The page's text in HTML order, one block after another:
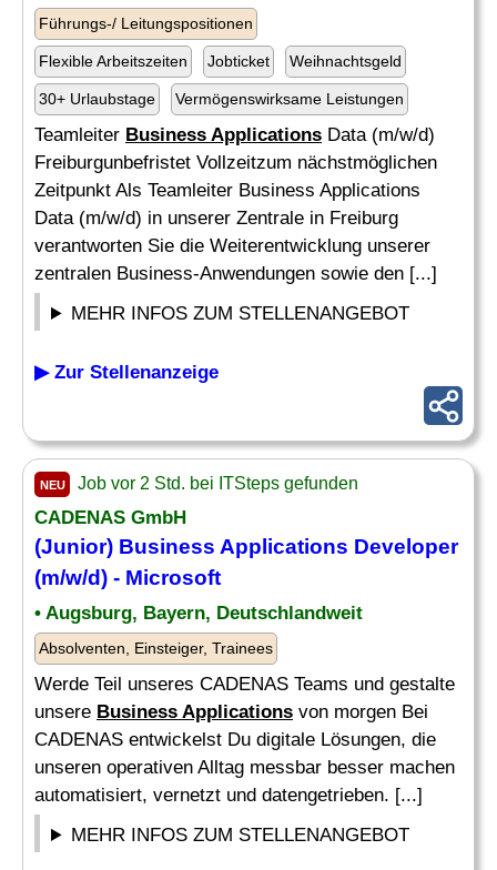
Führungs-/ Leitungspositionen
Flexible Arbeitszeiten Jobticket Weihnachtsgeld
30+ Urlaubstage Vermögenswirksame Leistungen
Teamleiter Business Applications Data (m/w/d)
Freiburgunbefristet Vollzeitzum nächstmöglichen
Zeitpunkt Als Teamleiter Business Applications
Data (m/w/d) in unserer Zentrale in Freiburg
verantworten Sie die Weiterentwicklung unserer
zentralen Business-Anwendungen sowie den [...]
MEHR INFOS ZUM STELLENANGEBOT
▶ Zur Stellenanzeige
NEU Job vor 2 Std. bei ITSteps gefunden
CADENAS GmbH
(Junior) Business Applications Developer
(m/w/d) - Microsoft
• Augsburg, Bayern, Deutschlandweit
Absolventen, Einsteiger, Trainees
Werde Teil unseres CADENAS Teams und gestalte
unsere Business Applications von morgen Bei
CADENAS entwickelst Du digitale Lösungen, die
unseren operativen Alltag messbar besser machen
automatisiert, vernetzt und datengetrieben. [...]
MEHR INFOS ZUM STELLENANGEBOT